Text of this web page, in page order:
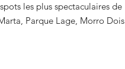
les plus spectaculaires de
Parque Lage, Morro Dois